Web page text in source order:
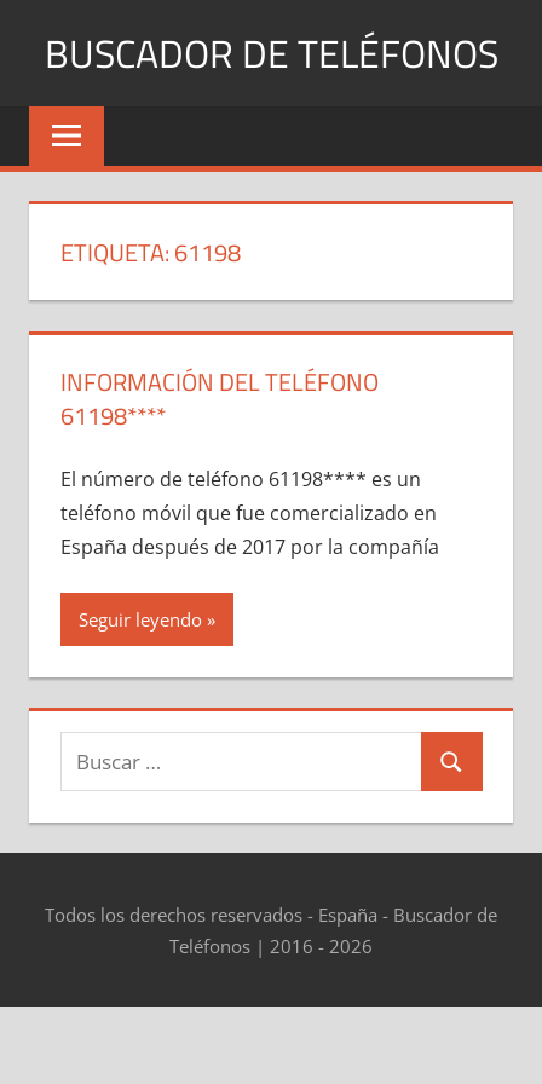
BUSCADOR DE TELÉFONOS
Identifica
Números
y
ETIQUETA:61198
INFORMACIÓN DEL TELÉFONO
61198****
El número dе teléfono 61198**** es un
teléfono móvil quе fue comercializado en
España después dе 2017 pοr la compañía
Seguir leyendo
Buscar:
Buscar
Todos los derechos reservados - España - Buscador de
Teléfonos | 2016 - 2026